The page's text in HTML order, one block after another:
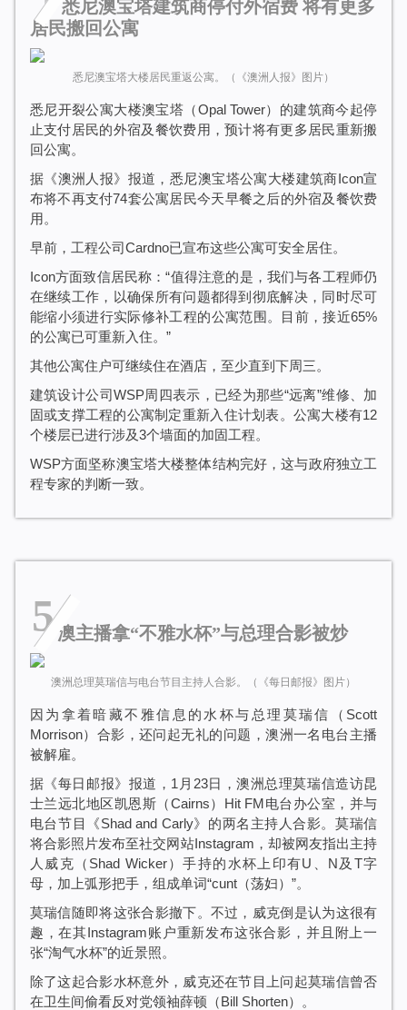
悉尼澳宝塔建筑商停付外宿费将有更多
居民搬回公寓
悉尼澳宝塔大楼居民重返公寓。（《澳洲人报》图片）
悉尼开裂公寓大楼澳宝塔（Opal Tower）的建筑商今起停
止支付居民的外宿及餐饮费用，预计将有更多居民重新搬
回公寓。
据《澳洲人报》报道，悉尼澳宝塔公寓大楼建筑商Icon宣
布将不再支付74套公寓居民今天早餐之后的外宿及餐饮费
用。
早前，工程公司Cardno已宣布这些公寓可安全居住。
Icon方面致信居民称：“值得注意的是，我们与各工程师仍
在继续工作，以确保所有问题都得到彻底解决，同时尽可
能缩小须进行实际修补工程的公寓范围。目前，接近65%
的公寓已可重新入住。”
其他公寓住户可继续住在酒店，至少直到下周三。
建筑设计公司WSP周四表示，已经为那些“远离”维修、加
固或支撑工程的公寓制定重新入住计划表。公寓大楼有12
个楼层已进行涉及3个墙面的加固工程。
WSP方面坚称澳宝塔大楼整体结构完好，这与政府独立工
程专家的判断一致。
5
澳主播拿“不雅水杯”与总理合影被炒
澳洲总理莫瑞信与电台节目主持人合影。（《每日邮报》图片）
因为拿着暗藏不雅信息的水杯与总理莫瑞信（Scott
Morrison）合影，还问起无礼的问题，澳洲一名电台主播
被解雇。
据《每日邮报》报道，1月23日，澳洲总理莫瑞信造访昆
士兰远北地区凯恩斯（Cairns）Hit FM电台办公室，并与
电台节目《Shad and Carly》的两名主持人合影。莫瑞信
将合影照片发布至社交网站Instagram，却被网友指出主持
人威克（Shad Wicker）手持的水杯上印有U、N及T字
母，加上弧形把手，组成单词“cunt（荡妇）”。
莫瑞信随即将这张合影撤下。不过，威克倒是认为这很有
趣，在其Instagram账户重新发布这张合影，并且附上一
张“淘气水杯”的近景照。
除了这起合影水杯意外，威克还在节目上问起莫瑞信曾否
在卫生间偷看反对党领袖薛顿（Bill Shorten）。